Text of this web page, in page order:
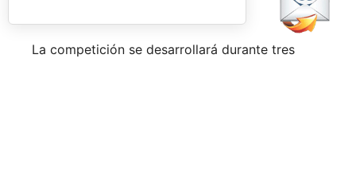
La competición se desarrollará durante tres